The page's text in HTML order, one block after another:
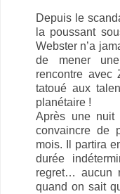
Depuis le
la poussant
Webster n’a
de mener
rencontre avec
tatoué aux
planétaire !
Après une nuit
convaincre de
mois. Il partira
durée
regret… aucun
quand on sait